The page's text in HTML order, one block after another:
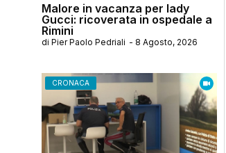
Malore in vacanza per lady
Gucci: ricoverata in ospedale a
Rimini
di Pier Paolo Pedriali - 8 Agosto, 2026
CRONACA